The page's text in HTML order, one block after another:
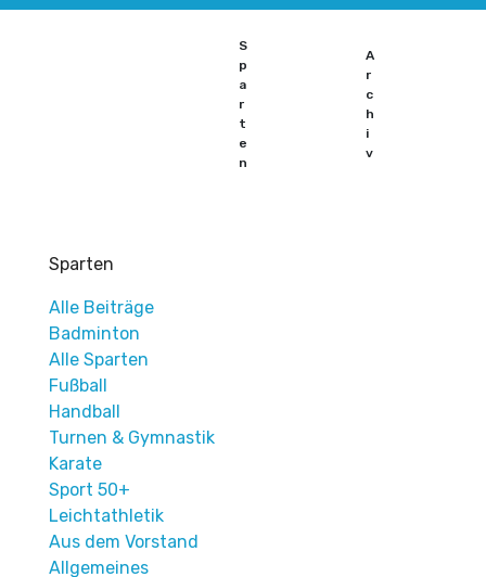
S
p
a
r
t
e
n
A
r
c
h
i
v
Sparten
Alle Beiträge
Badminton
Alle Sparten
Fußball
Handball
Turnen & Gymnastik
Karate
Sport 50+
Leichtathletik
Aus dem Vorstand
Allgemeines